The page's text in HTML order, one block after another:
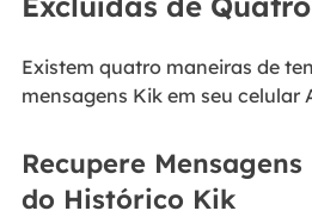
Existem quatro maneiras de
mensagens Kik em seu celular
Recupere
do Histórico Kik